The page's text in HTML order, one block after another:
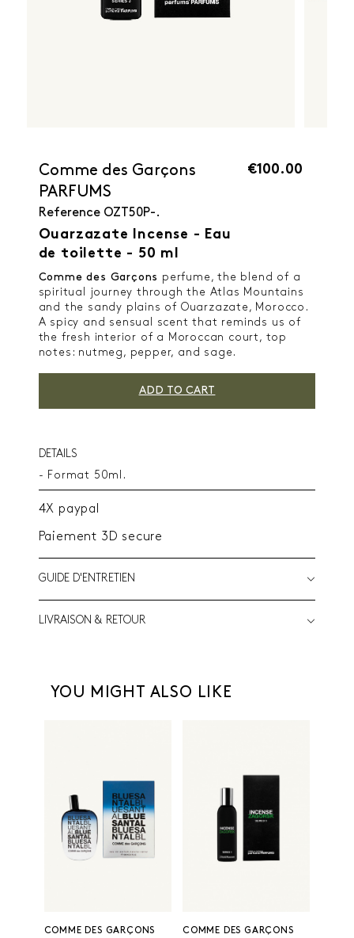
Comme des Garçons
PARFUMS
Reference OZT50P-.
Ouarzazate Incense - Eau
de toilette - 50 ml
€100.00
Comme des Garçons perfume, the blend of a
spiritual journey through the Atlas Mountains
and the sandy plains of Ouarzazate, Morocco.
A spicy and sensual scent that reminds us of
the fresh interior of a Moroccan court, top
notes: nutmeg, pepper, and sage.
ADD TO CART
DETAILS
- Format 50ml.
4X paypal
Paiement 3D secure
GUIDE D'ENTRETIEN
LIVRAISON & RETOUR
YOU MIGHT ALSO LIKE
COMME DES GARÇONS
COMME DES GARÇONS